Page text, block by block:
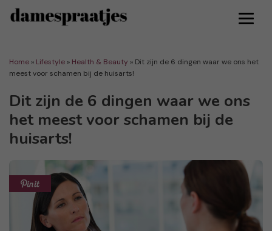
Home » Lifestyle » Health & Beauty » Dit zijn de 6 dingen waar we ons het
meest voor schamen bij de huisarts!
Dit zijn de 6 dingen waar we ons
het meest voor schamen bij de
huisarts!